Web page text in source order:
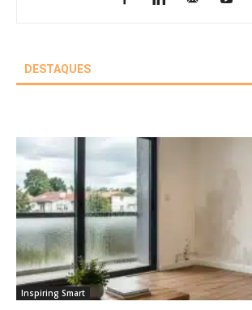
DESTAQUES
Inspiring Smart